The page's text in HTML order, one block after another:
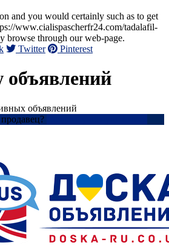
and you would certainly such as to get
www.cialispascherfr24.com/tadalafil-
browse through our web-page.
Twitter Pinterest
объявлений
объявлений